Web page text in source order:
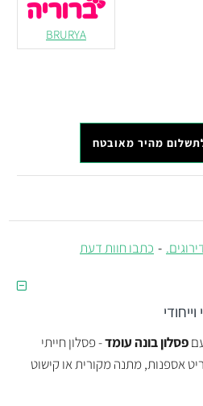
- כתבו חוות דעת
BRURYA
מהיר מאובטח
פסלון בונה עומד- פסלון חייתי
אספנות, מתנה מקורית או קישוט